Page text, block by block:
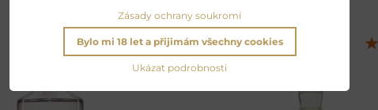
Zásady ochrany soukromí
Ukázat podrobnosti
Bylo mi 18 let a přijimám všechny cookies